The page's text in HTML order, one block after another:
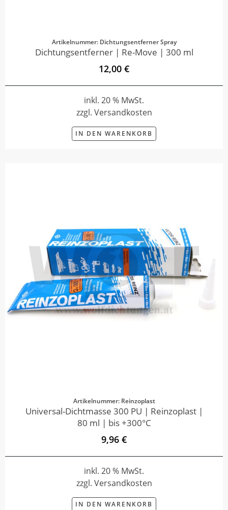
Artikelnummer: Dichtungsentferner Spray
Dichtungsentferner | Re-Move | 300 ml
12,00 €
inkl. 20 % MwSt.
zzgl. Versandkosten
IN DEN WARENKORB
Artikelnummer: Reinzoplast
Universal-Dichtmasse 300 PU | Reinzoplast |
80 ml | bis +300°C
9,96 €
inkl. 20 % MwSt.
zzgl. Versandkosten
IN DEN WARENKORB